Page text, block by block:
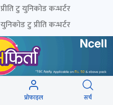
प्रोफाइल सर्च
प्रीति टु युनिकोड कन्भर्टर
युनिकोड टु प्रीति कन्भर्टर
अनलाइनखबर
हाम्रो टिम
प्रयोगका सर्त